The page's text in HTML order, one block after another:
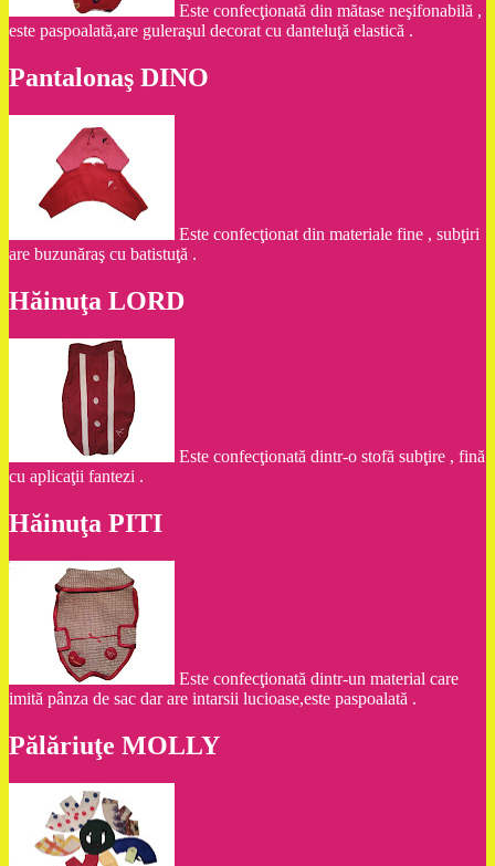
Este confecţionată din mătase neşifonabilă ,
este paspoalată,are guleraşul decorat cu danteluţă elastică .
Pantalonaş DINO
Este confecţionat din materiale fine , subţiri
are buzunăraş cu batistuţă .
Hăinuţa LORD
Este confecţionată dintr-o stofă subţire , fină
cu aplicaţii fantezi .
Hăinuţa PITI
Este confecţionată dintr-un material care
imită pânza de sac dar are intarsii lucioase,este paspoalată .
Pălăriuţe MOLLY